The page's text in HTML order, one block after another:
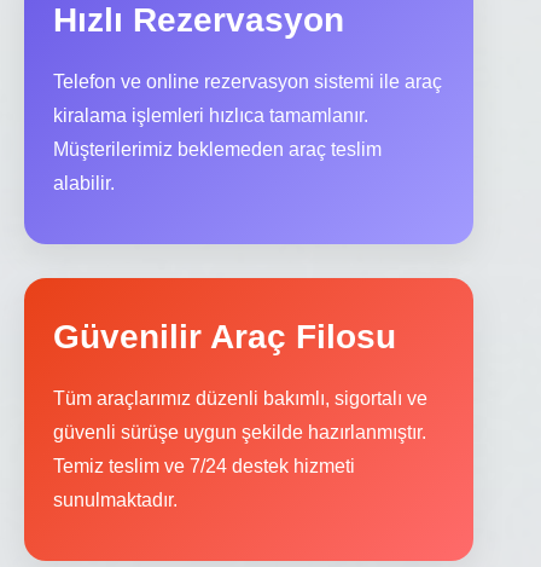
Hızlı Rezervasyon
Telefon ve online rezervasyon sistemi ile araç
kiralama işlemleri hızlıca tamamlanır.
Müşterilerimiz beklemeden araç teslim
alabilir.
Güvenilir Araç Filosu
Tüm araçlarımız düzenli bakımlı, sigortalı ve
güvenli sürüşe uygun şekilde hazırlanmıştır.
Temiz teslim ve 7/24 destek hizmeti
sunulmaktadır.